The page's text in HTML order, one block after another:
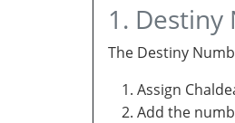
1.
The Destiny
Assign
Add the